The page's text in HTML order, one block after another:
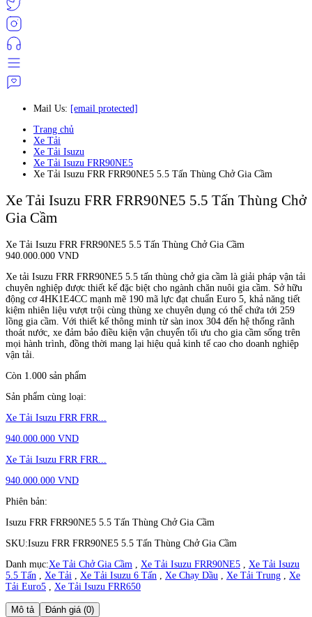
Mail Us: [email protected]
Trang chủ
Xe Tải
Xe Tải Isuzu
Xe Tải Isuzu FRR90NE5
Xe Tải Isuzu FRR FRR90NE5 5.5 Tấn Thùng Chở Gia Cầm
Xe Tải Isuzu FRR FRR90NE5 5.5 Tấn Thùng Chở
Gia Cầm
Xe Tải Isuzu FRR FRR90NE5 5.5 Tấn Thùng Chở Gia Cầm
940.000.000 VND
Xe tải Isuzu FRR FRR90NE5 5.5 tấn thùng chở gia cầm là giải pháp vận tải
chuyên nghiệp được thiết kế đặc biệt cho ngành chăn nuôi gia cầm. Sở hữu
động cơ 4HK1E4CC mạnh mẽ 190 mã lực đạt chuẩn Euro 5, khả năng tiết
kiệm nhiên liệu vượt trội cùng thùng xe chuyên dụng có thể chứa tới 259
lồng gia cầm. Với thiết kế thông minh từ sàn inox 304 đến hệ thống rãnh
thoát nước, xe đảm bảo điều kiện vận chuyển tối ưu cho gia cầm sống trên
mọi hành trình, đồng thời mang lại hiệu quả kinh tế cao cho doanh nghiệp
vận tải.
Còn 1.000 sản phẩm
Sản phẩm cùng loại:
Xe Tải Isuzu FRR FRR...
940.000.000 VND
Xe Tải Isuzu FRR FRR...
940.000.000 VND
Phiên bản:
Isuzu FRR FRR90NE5 5.5 Tấn Thùng Chở Gia Cầm
SKU:Isuzu FRR FRR90NE5 5.5 Tấn Thùng Chở Gia Cầm
Danh mục:Xe Tải Chở Gia Cầm Xe Tải Isuzu FRR90NE5
Xe Tải Isuzu
5.5 Tấn
Xe Tải Xe Tải Isuzu 6 Tấn Xe Chạy Dầu Xe Tải Trung
Xe
Tải Euro5
Xe Tải Isuzu FRR650
Mô tả Đánh giá (0)